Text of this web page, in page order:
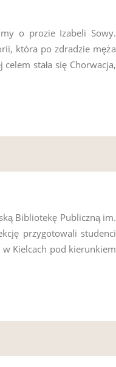
o prozie Izabeli Sowy.
która po zdradzie męża
stała się Chorwacja,
Bibliotekę Publiczną im.
przygotowali studenci
Kielcach pod kierunkiem